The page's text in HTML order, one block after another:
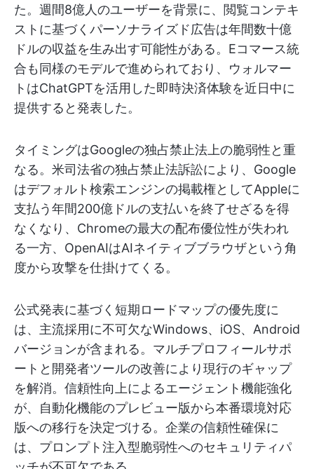
た。週間8億人のユーザーを背景に、閲覧コンテキ
ストに基づくパーソナライズド広告は年間数十億
ドルの収益を生み出す可能性がある。Eコマース統
合も同様のモデルで進められており、ウォルマー
トはChatGPTを活用した即時決済体験を近日中に
提供すると発表した。
タイミングはGoogleの独占禁止法上の脆弱性と重
なる。米司法省の独占禁止法訴訟により、Google
はデフォルト検索エンジンの掲載権としてAppleに
支払う年間200億ドルの支払いを終了せざるを得
なくなり、Chromeの最大の配布優位性が失われ
る一方、OpenAIはAIネイティブブラウザという角
度から攻撃を仕掛けてくる。
公式発表に基づく短期ロードマップの優先度に
は、主流採用に不可欠なWindows、iOS、Android
バージョンが含まれる。マルチプロフィールサポ
ートと開発者ツールの改善により現行のギャップ
を解消。信頼性向上によるエージェント機能強化
が、自動化機能のプレビュー版から本番環境対応
版への移行を決定づける。企業の信頼性確保に
は、プロンプト注入型脆弱性へのセキュリティパ